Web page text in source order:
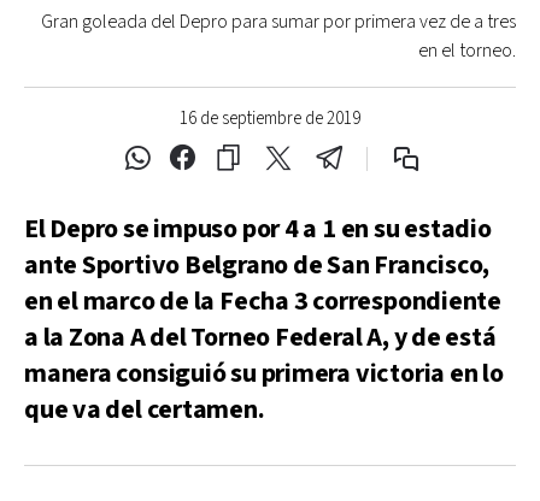
16 de septiembre de 2019
Gran goleada del Depro para sumar por primera vez de a tres
en el torneo.
El Depro se impuso por 4 a 1 en su estadio
ante Sportivo Belgrano de San Francisco,
en el marco de la Fecha 3 correspondiente
a la Zona A del Torneo Federal A, y de está
manera consiguió su primera victoria en lo
que va del certamen.